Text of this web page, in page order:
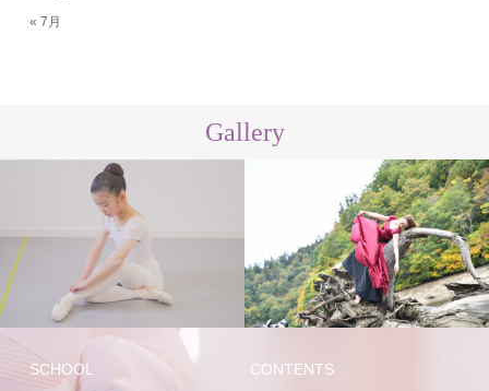
« 7月
Gallery
講師 スタジオ
SCHOOL CONTENTS